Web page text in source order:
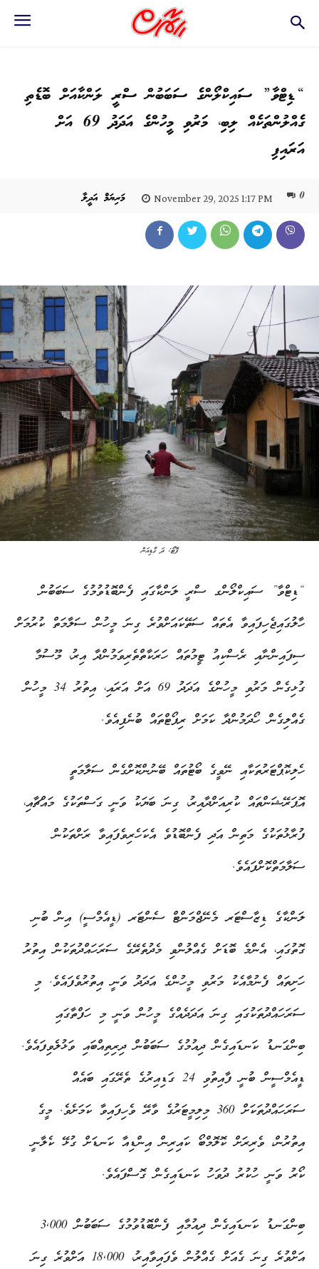
“ޑިޓްވާ” ސައިކްލޯންގެ ސަބަބުން ސްރީ ލަންކާއަށް ބޮޑެތި
ގެއްލުންތަކެއް ލިބި، މަރުވި މީހުންގެ އަދަދު 69 އަށް
އަރައިފި
މަރިޔަމް އަދީލާ November 29, 2025 1:17 PM 0
ފޮޓޯ: ދަ ގާޑިއަން
“ޑިޓްވާ” ސައިކްލޯންގ ސްރީ ލަންކާގައި ފެންބޮޑުވުމުގެ ސަބަބުން
ހާލުގައިޖެހިފައިވާ އެތައް ސަތޭކައަށްވުރެ ގިނަ މީހުން ސަލާމަތް ކުރުމަށް
ސިފައިންނާއި ރެސްކިއު ޓީމުތައް ހަރަކާތްތެރިވަމުންދާ އިރު، މޫސުމާ
ގުޅިގެން މަރުވި މީހުންގެ އަދަދު 69 އަށް އަރައި، އިތުރު 34 މީހުން
ގެއްލިގެން ހޯދަމުންދާ ކަމަށް ރިޕޯޓްތައް ބުނެފިއެވެ.
ހެލިކޮޕްޓަރުތަކާއި ނޭވީގެ ބޯޓުތައް ބޭނުންކޮށްގެން ސަލާމަތީ
އޮޕަރޭޝަންތައް ކުރިއަށްދާއިރު، ގިނަ ބަޔަކު ވަނީ ގަސްތަކުގެ މައްޗާއި،
ފުރާޅުތަކުގެ މަތިން އަދި ފެންބޮޑުވެ އެކަހެރިވެފައިވާ ރަށްތަކުން
ސަލާމަތްކޮށްފައެވެ.
ލަންކާގެ ޑިޒާސްޓަރ މެނޭޖްމަންޓް ސެންޓަރ (ޑީއެމްސީ) އިން ބުނި
ގޮތުގައި، އެންމެ ބޮޑަށް ގެއްލުންވި މެދުތެރޭގެ ސަރަހައްދުތަކުން އިތުރު
ހަށިތައް ފެނުމާއެކު މަރުވި މީހުންގެ އަދަދު ވަނީ އިތުރުވެފައެވެ. މި
ސަރަހައްދުތަކުގައި ގިނަ އަދަދެއްގެ މީހުން ވަނީ މި ހަފްތާގައި
ބިންގަނޑު ކަނޑައިގެން ދިއުމުގެ ސަބަބުން ދިރިތިއްބައި ވަޅުލެވިފައެވެ.
ޑީއެމްސީން ބުނީ ފާއިތުވި 24 ގަޑިއިރުގެ ތެރޭގައި ބައެއް
ސަރަހައްދުތަކަށް 360 މިލިމީޓަރުގެ ވާރޭ ވެހިފައިވާ ކަމަށެވެ. މީގެ
އިތުރުން، ވެރިރަށް ކޮލޮމްބޯ ކައިރިން އިންޑިއާ ކަނޑަށް ގުޅޭ ކެލާނީ
ކޯރު ވަނީ ހުކުރު ދުވަހު ކަނޑައިގެން ގޮސްފައެވެ.
ބިންގަނޑު ކަނޑައިގެން ދިއުމާއި ފެންބޮޑުވުމުގެ ސަބަބުން 3,000
އަށްވުރެ ގިނަ ގެއަށް ގެއްލުން ވެފައިވާއިރު، 18,000 އަށްވުރެ ގިނަ